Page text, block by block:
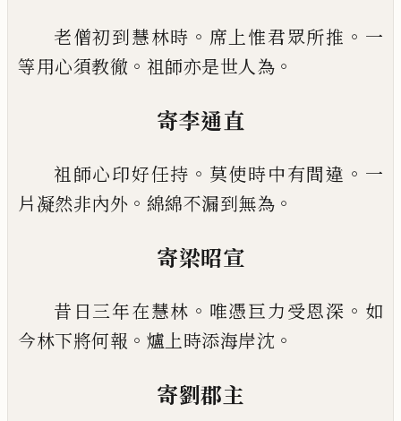
老僧初到慧林時 。 席上惟君眾所推 。 一
等用心須教徹 。 祖師亦是世人為 。
寄李通直
祖師心印好任持 。 莫使時中有間違 。 一
片凝然非內外 。 綿綿不漏到無為 。
寄梁昭宣
昔日三年在慧林 。 唯憑巨力受恩深 。 如
今林下將何報 。 爐上時添海岸沈 。
寄劉郡主